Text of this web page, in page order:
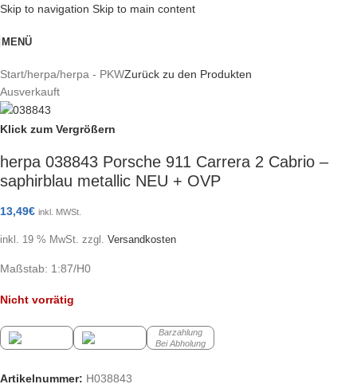
Skip to navigation Skip to main content
MENÜ
Start/herpa/herpa - PKWZurück zu den Produkten
Ausverkauft
Klick zum Vergrößern
herpa 038843 Porsche 911 Carrera 2 Cabrio –
saphirblau metallic NEU + OVP
13,49€ inkl. MWSt.
inkl. 19 % MwSt. zzgl. Versandkosten
Maßstab: 1:87/H0
Nicht vorrätig
Barzahlung
Bei Abholung
Artikelnummer: H038843